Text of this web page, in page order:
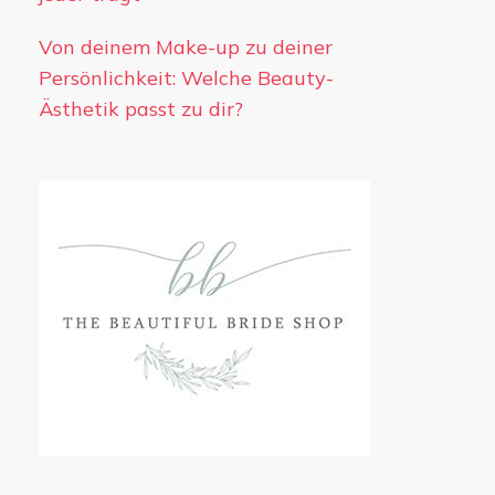
Von deinem Make-up zu deiner
Persönlichkeit: Welche Beauty-
Ästhetik passt zu dir?